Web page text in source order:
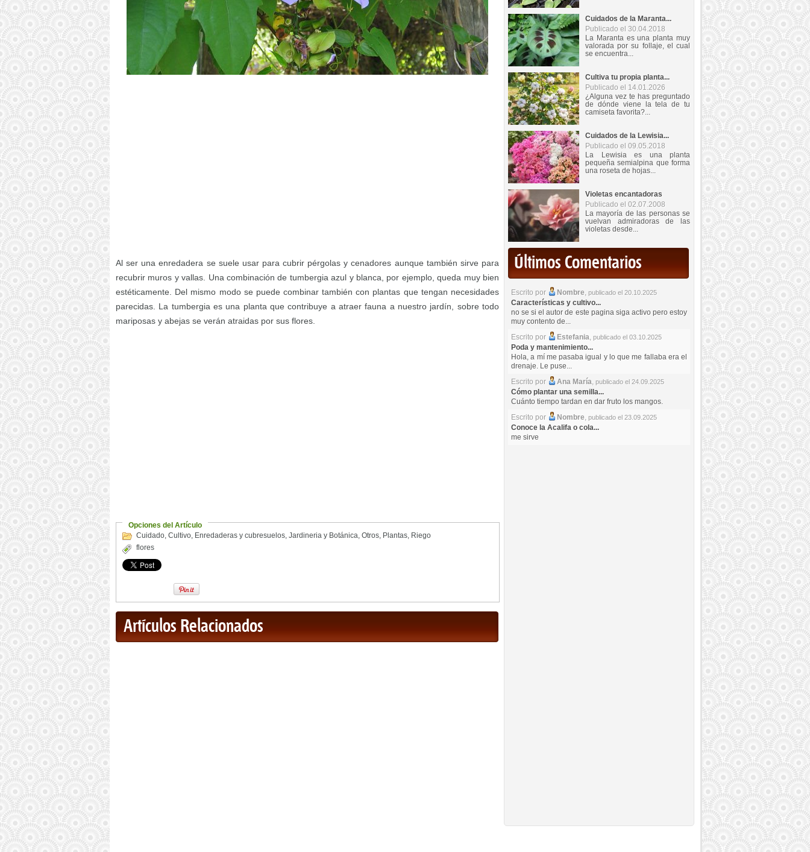
Al ser una enredadera se suele usar para cubrir pérgolas y cenadores aunque también sirve para
recubrir muros y vallas. Una combinación de tumbergia azul y blanca, por ejemplo, queda muy bien
estéticamente. Del mismo modo se puede combinar también con plantas que tengan necesidades
parecidas. La tumbergia es una planta que contribuye a atraer fauna a nuestro jardín, sobre todo
mariposas y abejas se verán atraidas por sus flores.
Opciones del Artículo
Cuidado, Cultivo, Enredaderas y cubresuelos, Jardineria y Botánica, Otros, Plantas, Riego
flores
Artículos Relacionados
Cuidados de la Maranta...
Publicado el 30.04.2018
La Maranta es una planta muy
valorada por su follaje, el cual
se encuentra...
Cultiva tu propia planta...
Publicado el 14.01.2026
¿Alguna vez te has preguntado
de dónde viene la tela de tu
camiseta favorita?...
Cuidados de la Lewisia...
Publicado el 09.05.2018
La Lewisia es una planta
pequeña semialpina que forma
una roseta de hojas...
Violetas encantadoras
Publicado el 02.07.2008
La mayoría de las personas se
vuelvan admiradoras de las
violetas desde...
Últimos Comentarios
Escrito por Nombre, publicado el 20.10.2025
Características y cultivo...
no se si el autor de este pagina siga activo pero estoy
muy contento de...
Escrito por
Estefania, publicado el 03.10.2025
Poda y mantenimiento...
Hola, a mí me pasaba igual y lo que me fallaba era el
drenaje. Le puse...
Escrito por
Ana María, publicado el 24.09.2025
Cómo plantar una semilla...
Cuánto tiempo tardan en dar fruto los mangos.
Escrito por
Nombre, publicado el 23.09.2025
Conoce la Acalifa o cola...
me sirve